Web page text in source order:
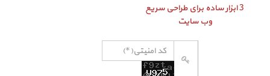
3 ابزار ساده برای طراحی سریع
وب سایت